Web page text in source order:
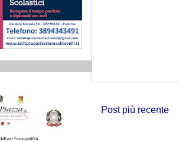
Post più recente